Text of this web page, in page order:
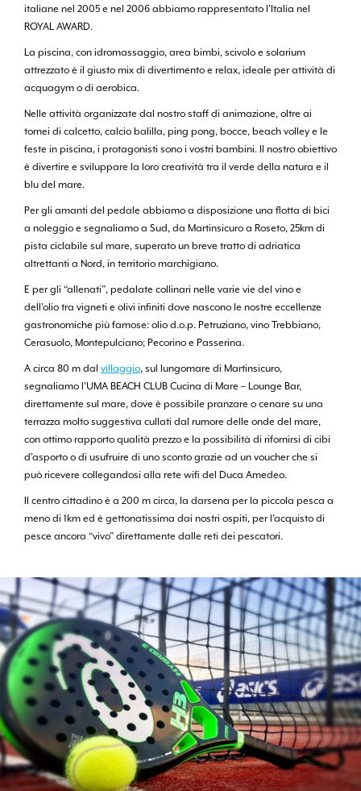
italiane nel 2005 e nel 2006 abbiamo rappresentato l’Italia nel
ROYAL AWARD.
La piscina, con idromassaggio, area bimbi, scivolo e solarium
attrezzato è il giusto mix di divertimento e relax, ideale per attività di
acquagym o di aerobica.
Nelle attività organizzate dal nostro staff di animazione, oltre ai
tornei di calcetto, calcio balilla, ping pong, bocce, beach volley e le
feste in piscina, i protagonisti sono i vostri bambini. Il nostro obiettivo
è divertire e sviluppare la loro creatività tra il verde della natura e il
blu del mare.
Per gli amanti del pedale abbiamo a disposizione una flotta di bici
a noleggio e segnaliamo a Sud, da Martinsicuro a Roseto, 25km di
pista ciclabile sul mare, superato un breve tratto di adriatica
altrettanti a Nord, in territorio marchigiano.
E per gli “allenati”, pedalate collinari nelle varie vie del vino e
dell’olio tra vigneti e olivi infiniti dove nascono le nostre eccellenze
gastronomiche più famose: olio d.o.p. Petruziano, vino Trebbiano,
Cerasuolo, Montepulciano; Pecorino e Passerina.
A circa 80 m dal villaggio, sul lungomare di Martinsicuro,
segnaliamo l’UMA BEACH CLUB Cucina di Mare – Lounge Bar,
direttamente sul mare, dove è possibile pranzare o cenare su una
terrazza molto suggestiva cullati dal rumore delle onde del mare,
con ottimo rapporto qualità prezzo e la possibilità di rifornirsi di cibi
d’asporto o di usufruire di uno sconto grazie ad un voucher che si
può ricevere collegandosi alla rete wifi del Duca Amedeo.
Il centro cittadino è a 200 m circa, la darsena per la piccola pesca a
meno di 1km ed è gettonatissima dai nostri ospiti, per l’acquisto di
pesce ancora “vivo” direttamente dalle reti dei pescatori.